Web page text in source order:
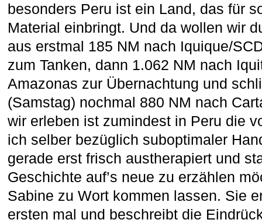
besonders Peru ist ein Land, das für
Material einbringt. Und da wollen wir
aus erstmal 185 NM nach Iquique/
zum Tanken, dann 1.062 NM nach
Amazonas zur Übernachtung und
(Samstag) nochmal 880 NM nach
wir erleben ist zumindest in Peru die
ich selber bezüglich suboptimaler
gerade erst frisch austherapiert und
Geschichte auf’s neue zu erzählen
Sabine zu Wort kommen lassen. Sie
ersten mal und beschreibt die